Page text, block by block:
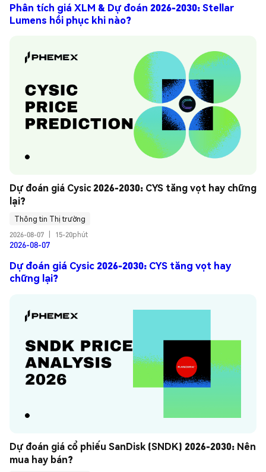
Phân tích giá XLM & Dự đoán 2026-2030: Stellar
Lumens hồi phục khi nào?
Dự đoán giá Cysic 2026-2030: CYS tăng vọt hay chững
lại?
Thông tin Thị trường
2026-08-07
15-20phút
2026-08-07
Dự đoán giá Cysic 2026-2030: CYS tăng vọt hay
chững lại?
Dự đoán giá cổ phiếu SanDisk (SNDK) 2026-2030: Nên
mua hay bán?